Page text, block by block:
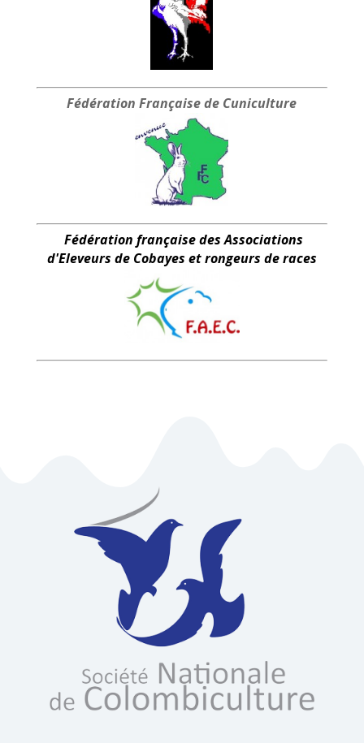
Fédération Française de Cuniculture
Fédération française des Associations
d'Eleveurs de Cobayes et rongeurs de races